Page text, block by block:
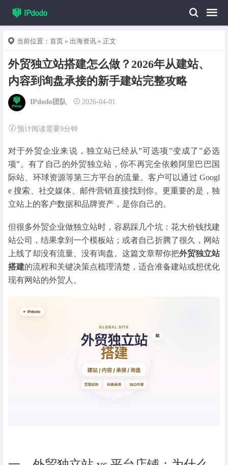
当前位置： 首页 » 出海资讯 » 正文
外贸独立站搭建怎么做？2026年从建站、
内容到询盘承接的新手建站完整攻略
IPdodo团队 2026-04-01
预计阅读需要9分钟
对于外贸企业来说，独立站已经从”可选项”变成了”必选
项”。有了自己的外贸独立站，你不再完全依赖阿里巴巴国
际站、环球资源等第三方平台的流量。客户可以通过 Googl
e 搜索、社交媒体、邮件营销直接找到你。更重要的是，独
立站上的客户数据和品牌资产，是你自己的。
但很多外贸企业做独立站时，容易踩几个坑：花大价钱找建
站公司，结果拿到一个模板站；或者自己折腾了很久，网站
上线了却没有流量、没有询盘。这篇文章帮你把外贸独立站
搭建的流程和关键决策点梳理清楚，适合准备建站或想优化
现有网站的外贸人。